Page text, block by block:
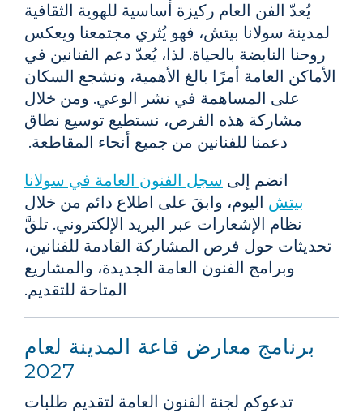
يُعدّ الفن العام ركيزة أساسية للهوية الثقافية
لمدينة سولانا بيتش، فهو يُثري مجتمعنا ويعكس
روحنا النابضة بالحياة. لذا، يُعدّ دعم الفنانين في
الأماكن العامة أمرًا بالغ الأهمية، ونشجع السكان
على المساهمة في نشر الوعي. ومن خلال
مشاركة هذه الفرص، نستطيع توسيع نطاق
دعمنا للفنانين من جميع أنحاء المقاطعة.
انضم إلى سجل الفنون العامة في سولانا
بيتش اليوم، وابقَ على اطلاع دائم من خلال
نظام الإشعارات عبر البريد الإلكتروني. تلقَّ
تحديثات حول فرص المشاركة القادمة للفنانين،
وبرامج الفنون العامة الجديدة، والمشاريع
المتاحة للتقديم.
برنامج معارض قاعة المدينة لعام
2027
تدعوكم لجنة الفنون العامة لتقديم طلبات